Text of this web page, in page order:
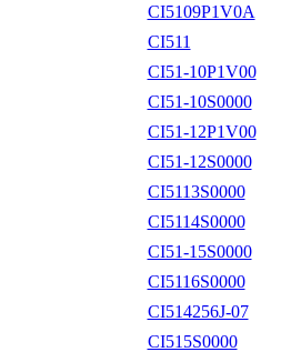
CI5109P1V0A
CI511
CI51-10P1V00
CI51-10S0000
CI51-12P1V00
CI51-12S0000
CI5113S0000
CI5114S0000
CI51-15S0000
CI5116S0000
CI514256J-07
CI515S0000